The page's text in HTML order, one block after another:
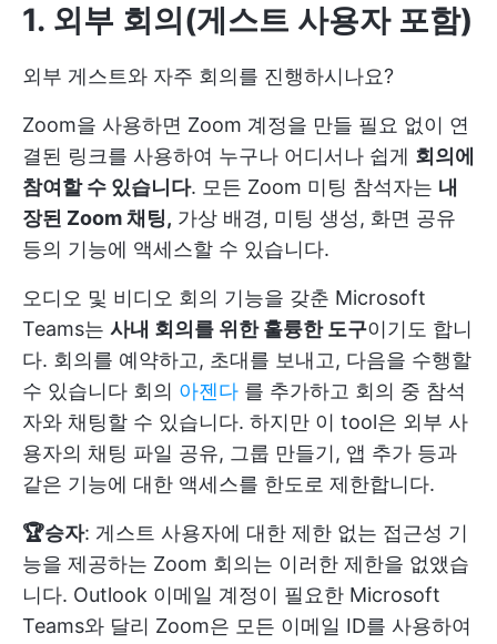
1. 외부 회의(게스트 사용자 포함)
외부 게스트와 자주 회의를 진행하시나요?
Zoom을 사용하면 Zoom 계정을 만들 필요 없이 연
결된 링크를 사용하여 누구나 어디서나 쉽게 회의에
참여할 수 있습니다. 모든 Zoom 미팅 참석자는 내
장된 Zoom 채팅, 가상 배경, 미팅 생성, 화면 공유
등의 기능에 액세스할 수 있습니다.
오디오 및 비디오 회의 기능을 갖춘 Microsoft
Teams는 사내 회의를 위한 훌륭한 도구이기도 합니
다. 회의를 예약하고, 초대를 보내고, 다음을 수행할
수 있습니다 회의 아젠다 를 추가하고 회의 중 참석
자와 채팅할 수 있습니다. 하지만 이 tool은 외부 사
용자의 채팅 파일 공유, 그룹 만들기, 앱 추가 등과
같은 기능에 대한 액세스를 한도로 제한합니다.
🏆승자: 게스트 사용자에 대한 제한 없는 접근성 기
능을 제공하는 Zoom 회의는 이러한 제한을 없앴습
니다. Outlook 이메일 계정이 필요한 Microsoft
Teams와 달리 Zoom은 모든 이메일 ID를 사용하여